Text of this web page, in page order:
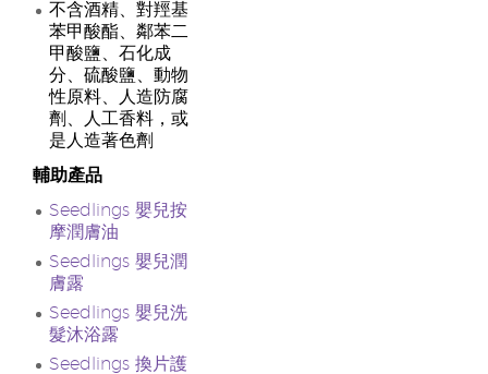
不含酒精、對羥基
苯甲酸酯、鄰苯二
甲酸鹽、石化成
分、硫酸鹽、動物
性原料、人造防腐
劑、人工香料，或
是人造著色劑
輔助產品
Seedlings 嬰兒按
摩潤膚油
Seedlings 嬰兒潤
膚露
Seedlings 嬰兒洗
髮沐浴露
Seedlings 換片護